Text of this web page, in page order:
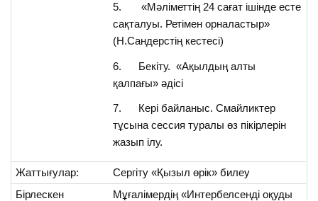
5. «Мәліметтің 24 сағат ішінде есте
сақталуы. Ретімен орналастыр»
(Н.Сандерстің кестесі)
6. Бекіту. «Ақылдың алты
қалпағы» әдісі
7. Кері байланыс. Смайликтер
тұсына сессия туралы өз пікірлерін
жазып ілу.
Жаттығулар:
Сергіту «Қызыл өрік» билеу
Бірлескен
Мұғалімердің «Интербелсенді оқуды